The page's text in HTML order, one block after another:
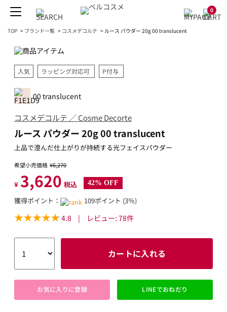
0
TOP > ブランド一覧 > コスメデコルテ >ルース パウダー 20g 00 translucent
人気 ラッピング対応可 P付与
00 translucent
コスメデコルテ ／ Cosme Decorte
ルース パウダー 20g 00 translucent
上品で澄んだ仕上がりが持続する光フェイスパウダー
希望小売価格 ¥6,270
¥ 3,620 税込 42% OFF
獲得ポイント： 109ポイント (3％)
4.8 | レビュー: 78件
カートに入れる
お気に入りに登録 LINEでおねだり